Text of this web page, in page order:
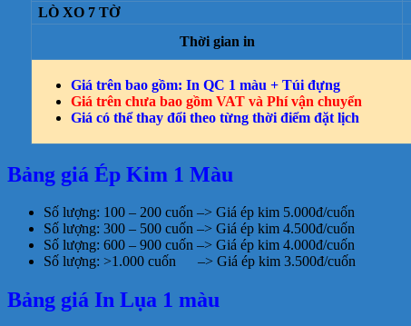
LÒ XO 7 TỜ
Thời gian in
Giá trên bao gồm: In QC 1 màu + Túi đựng
Giá trên chưa bao gồm VAT và Phí vận chuyển
Giá có thể thay đổi theo từng thời điểm đặt lịch
Bảng giá Ép Kim 1 Màu
Số lượng: 100 – 200 cuốn –> Giá ép kim 5.000đ/cuốn
Số lượng: 300 – 500 cuốn –> Giá ép kim 4.500đ/cuốn
Số lượng: 600 – 900 cuốn –> Giá ép kim 4.000đ/cuốn
Số lượng: >1.000 cuốn –> Giá ép kim 3.500đ/cuốn
Bảng giá In Lụa 1 màu